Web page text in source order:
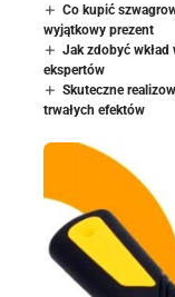
Co kupić
wyjątkowy prezent
Jak zdobyć
ekspertów
Skuteczne
trwałych efektów